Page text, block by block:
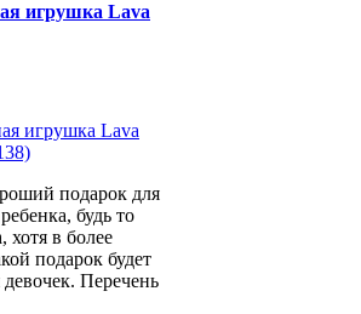
игрушка Lava
подарок для
будь то
хотя в более
подарок будет
Перечень